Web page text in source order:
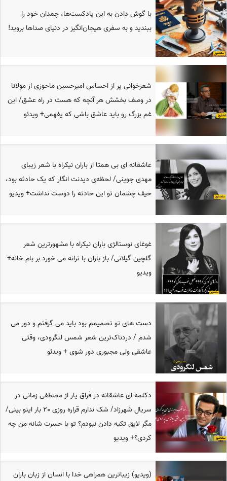
با گوش دادن به این پادکست‌ها، چمدان خود را
ببندید و به سفری هیجان‌انگیز در دنیای صداها بروید!
شعرخوانی پر از احساس امیرحسین ماحوزی از مولانا
در وصف بخشش هر آنچه که هست در راه عشق/ این
غم بزرگ رو باید عاشق باشی که یفهمی+ ویدئو
عاشقانه ای بی همتا از باران نیکراه با شعر زیبای
مهدی جوینی/ لحظه‌ی دیدنت انگار که یک حادثه بود،
حیف چشمان تو این حادثه را دوست نداشت+ ویدیو
غوغای نوستالژی باران نیکراه با مشهورترین شعر
گلچین گیلانی/ باز باران با ترانه می خورد بر بام خانه+
ویدیو
دست های تو تصمیمم بود باید می گرفتم و دور می
شدم / دردناک‌ترین شعر شمس لنگرودی، وقتی
عاشقی ولی مجبوری دور شوی + ویدئو
دکلمه ای عاشقانه در فراق یار از مصطفی زمانی در
سریال شهرزاد/ شک ندارم قراره روزی 20 بار اینو بینی/
مگر لایق تکیه دادن نبودم؟ تو با حسرت شانه من چه
کردی؟+ ویدیو
(ویدیو) زیباترین همراهی خدا با انسان از زبان باران